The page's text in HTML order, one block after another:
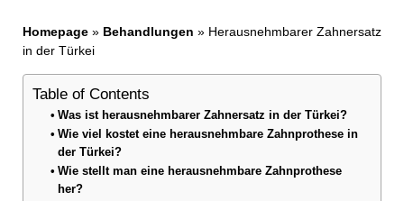
Homepage » Behandlungen » Herausnehmbarer Zahnersatz
in der Türkei
Table of Contents
Was ist herausnehmbarer Zahnersatz in der Türkei?
Wie viel kostet eine herausnehmbare Zahnprothese in
der Türkei?
Wie stellt man eine herausnehmbare Zahnprothese
her?